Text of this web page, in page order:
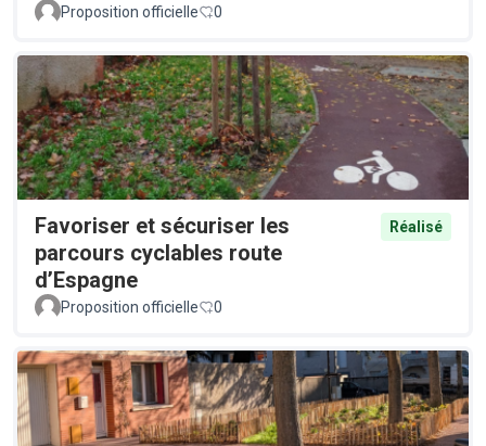
Proposition officielle 0
Favoriser et sécuriser les
parcours cyclables route
d’Espagne
Réalisé
Proposition officielle 0